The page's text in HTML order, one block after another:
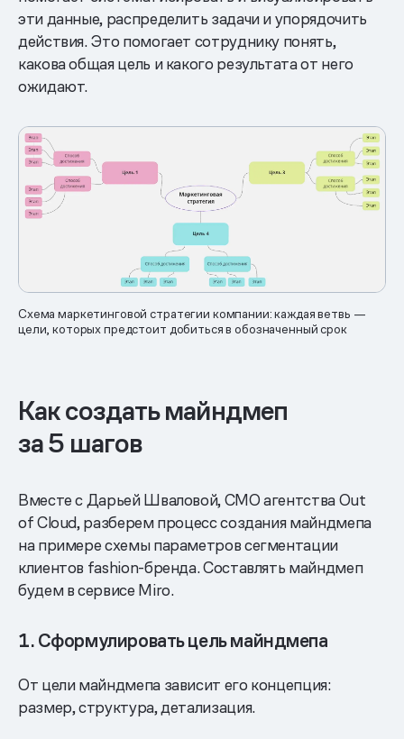
эти данные, распределить задачи и упорядочить
действия. Это помогает сотруднику понять,
какова общая цель и какого результата от него
ожидают.
Схема маркетинговой стратегии компании: каждая ветвь —
цели, которых предстоит добиться в обозначенный срок
Как создать майндмеп
за 5 шагов
Вместе с Дарьей Шваловой, СМО агентства Out
of Cloud, разберем процесс создания майндмепа
на примере схемы параметров сегментации
клиентов fashion-бренда. Составлять майндмеп
будем в сервисе Miro.
1. Сформулировать цель майндмепа
От цели майндмепа зависит его концепция:
размер, структура, детализация.